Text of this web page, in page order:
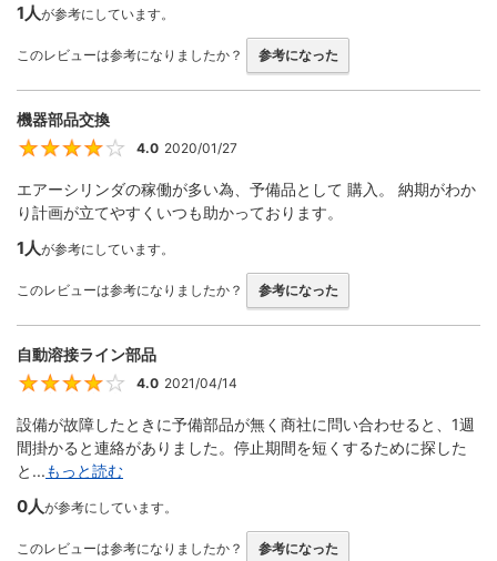
1人が参考にしています。
このレビューは参考になりましたか？ 参考になった
機器部品交換
4
4.0 2020/01/27
エアーシリンダの稼働が多い為、予備品として 購入。 納期がわか
り計画が立てやすくいつも助かっております。
1人が参考にしています。
このレビューは参考になりましたか？ 参考になった
自動溶接ライン部品
4
4.0 2021/04/14
設備が故障したときに予備部品が無く商社に問い合わせると、1週
間掛かると連絡がありました。停止期間を短くするために探した
と...もっと読む
0人が参考にしています。
このレビューは参考になりましたか？ 参考になった